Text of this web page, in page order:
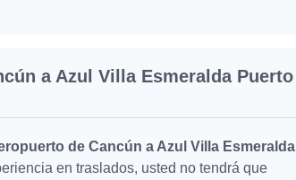
a Azul Villa Esmeralda Puerto
de Cancún a Azul Villa Esmeralda
en traslados, usted no tendrá que